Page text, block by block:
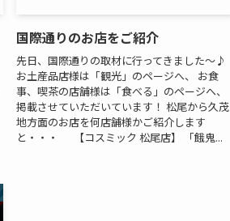
国際通りのお店をご紹介
先日、国際通りの取材に行ってきました～♪
お土産品店様は「観光」のページへ、 お食
事、喫茶の店舗様は「食べる」のページへ、
掲載させていただいています！ 松尾から久茂
地方面のお店を何店舗様かご紹介します
と・・・ 【コスミック 松尾店】 「餓鬼...